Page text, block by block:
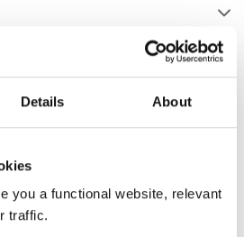
Details About
you a functional website, relevant
traffic.
9788202857080
2027 399,–
Vår i det hinsidige